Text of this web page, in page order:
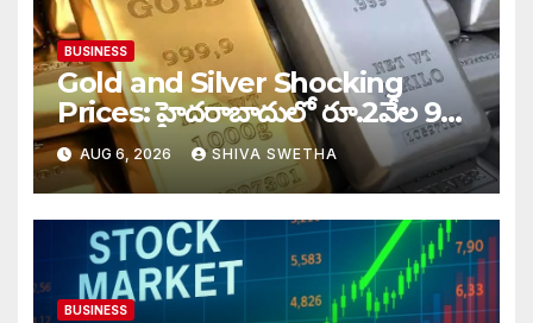
BUSINESS
Gold and Silver Shocking
Prices: హైదరాబాదులో రూ.2వేల 900
పెరిగిన తులం రేటు…
AUG 6, 2026 SHIVA SWETHA
BUSINESS